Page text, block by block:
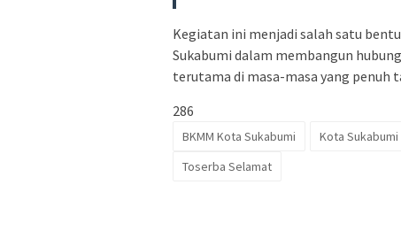
Kegiatan ini menjadi salah satu
Sukabumi dalam membangun
terutama di masa-masa yang penuh
286
BKMM Kota Sukabumi Kota Sukabumi
Toserba Selamat